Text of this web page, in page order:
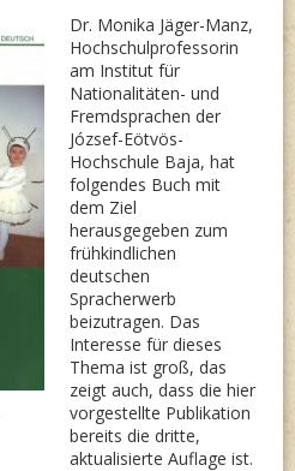
Dr. Monika Jäger-Manz,
Hochschulprofessorin
am Institut für
Nationalitäten- und
Fremdsprachen der
József-Eötvös-
Hochschule Baja, hat
folgendes Buch mit
dem Ziel
herausgegeben zum
frühkindlichen
deutschen
Spracherwerb
beizutragen. Das
Interesse für dieses
Thema ist groß, das
zeigt auch, dass die hier
vorgestellte Publikation
bereits die dritte,
aktualisierte Auflage ist.